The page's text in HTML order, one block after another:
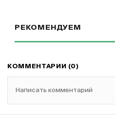
РЕКОМЕНДУЕМ
КОММЕНТАРИИ (0)
Написать комментарий